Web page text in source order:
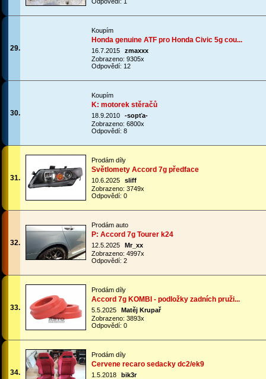
29.
Koupím
Honda genuine ATF pro Honda Civic 5g cou...
16.7.2015
zmaxxx
Zobrazeno: 9305x
Odpovědí: 12
30.
Koupím
K: motorek stěračů
18.9.2010
-sopťa-
Zobrazeno: 6800x
Odpovědí: 8
31.
Prodám díly
Světlomety Accord 7g předface
10.6.2025
sliff
Zobrazeno: 3749x
Odpovědí: 0
32.
Prodám auto
P: Accord 7g Tourer k24
12.5.2025
Mr_xx
Zobrazeno: 4997x
Odpovědí: 2
33.
Prodám díly
Accord 7g KOMBI - podložky zadních pruži...
5.5.2025
Matěj Krupař
Zobrazeno: 3893x
Odpovědí: 0
34.
Prodám díly
Cervene recaro sedacky dc2/ek9
1.5.2018
bik3r